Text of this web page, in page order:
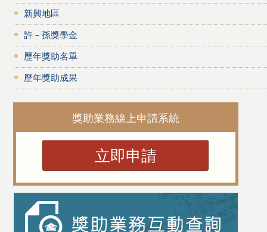
新興地區
許－孫獎學金
歷年獎助名單
歷年獎助成果
獎助業務線上申請系統
立即申請